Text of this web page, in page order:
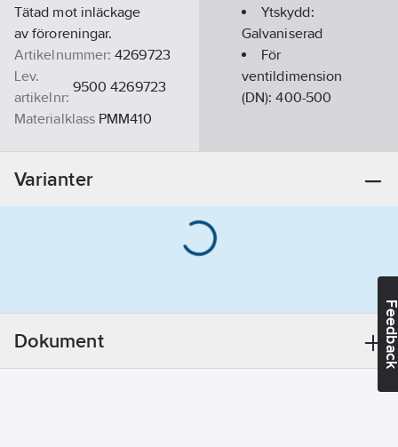
Tätad mot inläckage
av föroreningar.
Artikelnummer: 4269723
Lev.
artikelnr:
9500 4269723
Materialklass PMM410
Ytskydd:
Galvaniserad
För
ventildimension
(DN):400-500
Varianter
Dokument